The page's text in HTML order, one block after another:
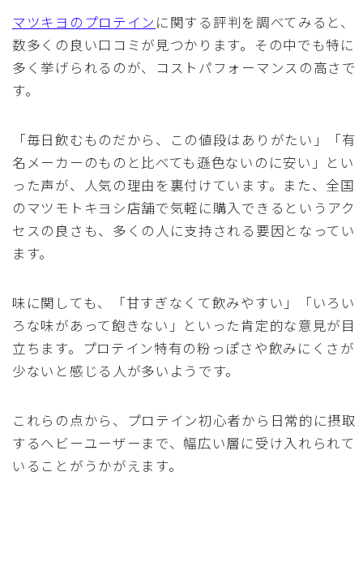
マツキヨのプロテイン に関する評判を調べてみると、
数多くの良い口コミが見つかります。その中でも特に
多く挙げられるのが、コストパフォーマンスの高さで
す。
「毎日飲むものだから、この値段はありがたい」「有
名メーカーのものと比べても遜色ないのに安い」とい
った声が、人気の理由を裏付けています。また、全国
のマツモトキヨシ店舗で気軽に購入できるというアク
セスの良さも、多くの人に支持される要因となってい
ます。
味に関しても、「甘すぎなくて飲みやすい」「いろい
ろな味があって飽きない」といった肯定的な意見が目
立ちます。プロテイン特有の粉っぽさや飲みにくさが
少ないと感じる人が多いようです。
これらの点から、プロテイン初心者から日常的に摂取
するヘビーユーザーまで、幅広い層に受け入れられて
いることがうかがえます。